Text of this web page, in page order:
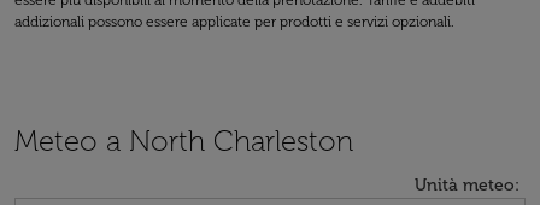
addizionali possono essere applicate per prodotti e servizi opzionali.
Meteo a North Charleston
Unità meteo: